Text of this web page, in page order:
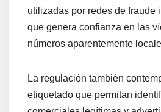
utilizadas por redes de fraude
que genera confianza en las
números aparentemente
La regulación también
etiquetado que permitan